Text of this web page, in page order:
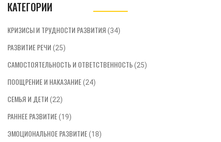
КАТЕГОРИИ
КРИЗИСЫ И ТРУДНОСТИ РАЗВИТИЯ (34)
РАЗВИТИЕ РЕЧИ (25)
САМОСТОЯТЕЛЬНОСТЬ И ОТВЕТСТВЕННОСТЬ(25)
ПООЩРЕНИЕ И НАКАЗАНИЕ(24)
СЕМЬЯ И ДЕТИ (22)
РАННЕЕ РАЗВИТИЕ(19)
ЭМОЦИОНАЛЬНОЕ РАЗВИТИЕ(18)